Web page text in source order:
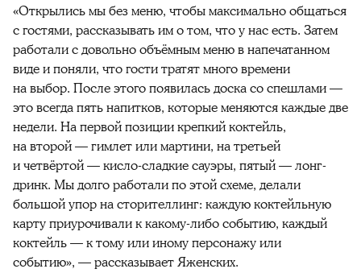
«Открылись мы без меню, чтобы максимально общаться
с гостями, рассказывать им о том, что у нас есть. Затем
работали с довольно объёмным меню в напечатанном
виде и поняли, что гости тратят много времени
на выбор. После этого появилась доска со спешлами —
это всегда пять напитков, которые меняются каждые две
недели. На первой позиции крепкий коктейль,
на второй — гимлет или мартини, на третьей
и четвёртой — кисло-сладкие сауэры, пятый — лонг-
дринк. Мы долго работали по этой схеме, делали
большой упор на сторителлинг: каждую коктейльную
карту приурочивали к какому-либо событию, каждый
коктейль — к тому или иному персонажу или
событию», — рассказывает Яженских.